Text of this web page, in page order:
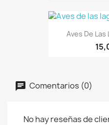
Aves De Las
Comentarios (0)
No hay reseñas de